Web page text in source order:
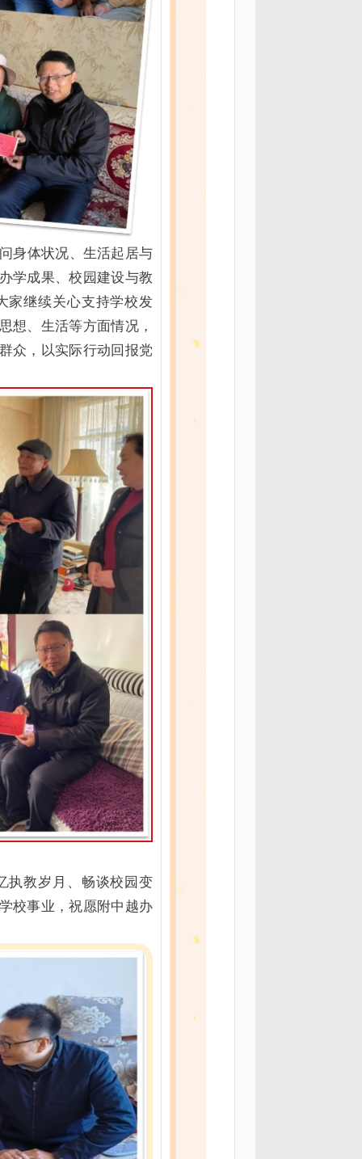
身体状况、生活起居与
学成果、校园建设与教
家继续关心支持学校发
想、生活等方面情况，
众，以实际行动回报党
执教岁月、畅谈校园变
校事业，祝愿附中越办